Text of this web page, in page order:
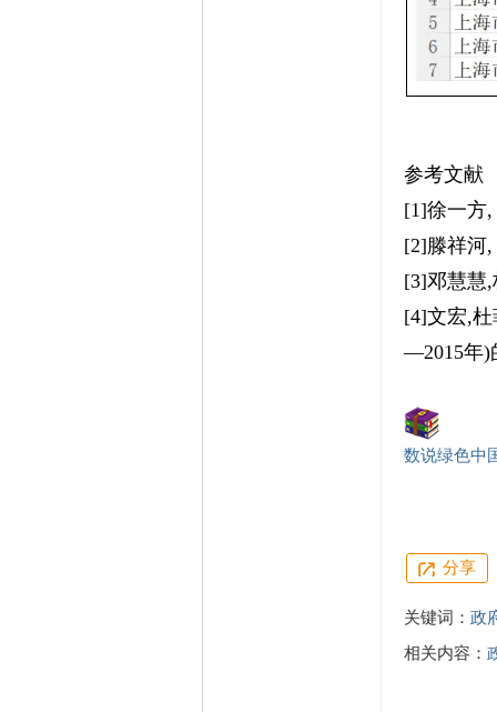
参考文献
[1]徐一方
[2]滕祥河
[3]邓慧慧,
[4]文宏,
—2015年)
数说绿色中
分享
关键词： 政
相关内容：